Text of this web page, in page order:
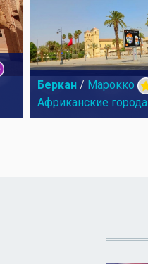
Беркан / Марокко
Африканские города